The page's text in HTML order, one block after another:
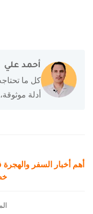
أحمد علي
كل ما
أدلة